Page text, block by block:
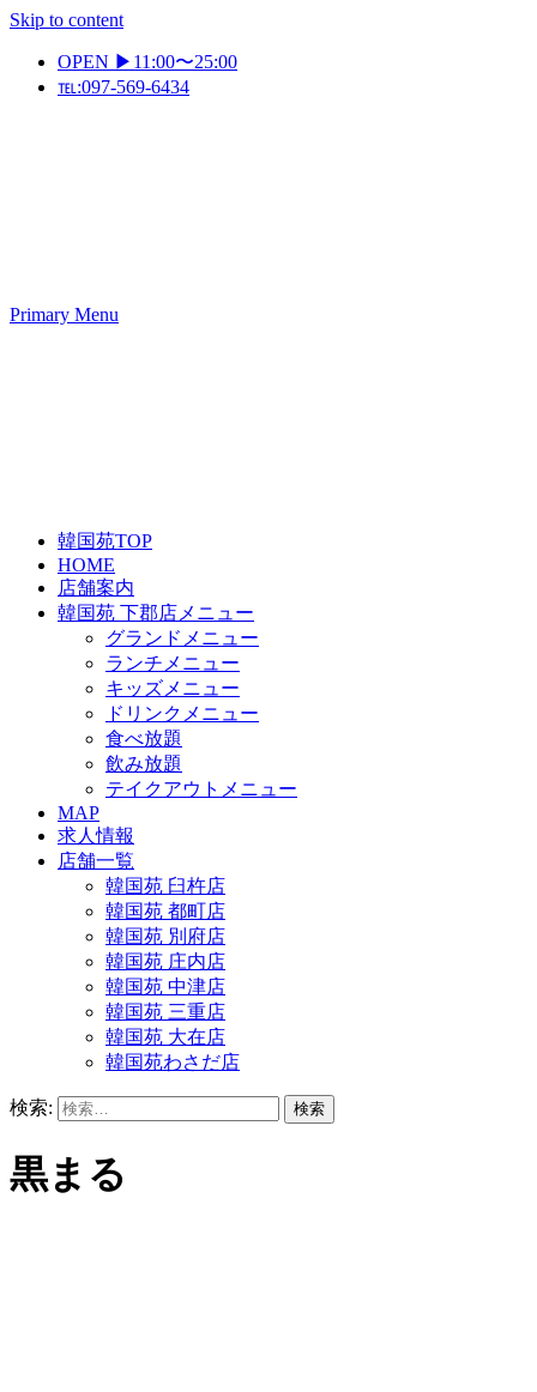
Skip to content
OPEN ▶11:00〜25:00
℡:097-569-6434
Primary Menu
韓国苑TOP
HOME
店舗案内
韓国苑 下郡店メニュー
グランドメニュー
ランチメニュー
キッズメニュー
ドリンクメニュー
食べ放題
飲み放題
テイクアウトメニュー
MAP
求人情報
店舗一覧
韓国苑 臼杵店
韓国苑 都町店
韓国苑 別府店
韓国苑 庄内店
韓国苑 中津店
韓国苑 三重店
韓国苑 大在店
韓国苑わさだ店
検索:
黒まる